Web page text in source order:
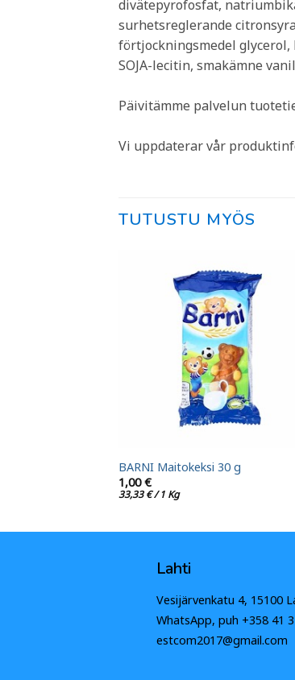
divätepyrofosfat,
surhetsreglerande
förtjockningsmedel glycerol,
SOJA-lecitin, smakämne
Päivitämme palvelun
Vi uppdaterar vår
TUTUSTU MYÖS
BARNI Maitokeksi 30 g
1,00€
33,33€/ 1 Kg
Lahti
Vesijärvenkatu 4, 15100
WhatsApp, puh +358 41
estcom2017@gmail.com